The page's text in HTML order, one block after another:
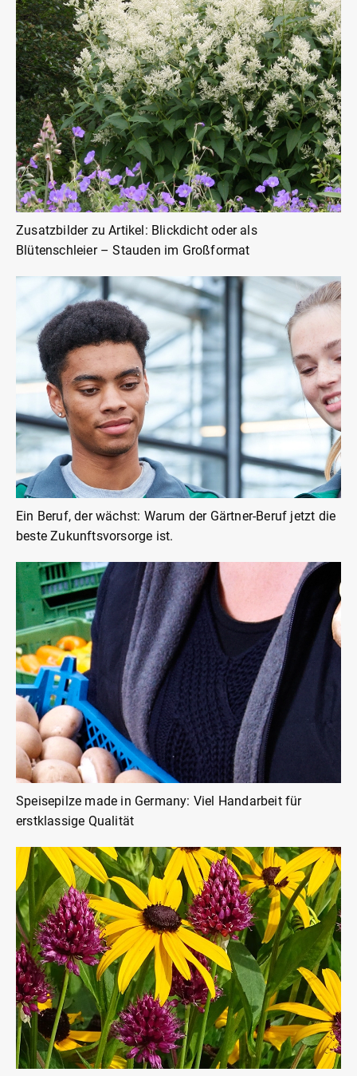
Zusatzbilder zu Artikel: Blickdicht oder als
Blütenschleier – Stauden im Großformat
Ein Beruf, der wächst: Warum der Gärtner-Beruf jetzt die
beste Zukunftsvorsorge ist.
Speisepilze made in Germany: Viel Handarbeit für
erstklassige Qualität